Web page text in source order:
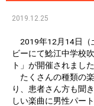
2019.12.25
2019年12月14日（
ビーにて鯰江中学校
ト」が開催されました
たくさんの種類の
り、患者さん方も聞
しい楽曲に男性パー